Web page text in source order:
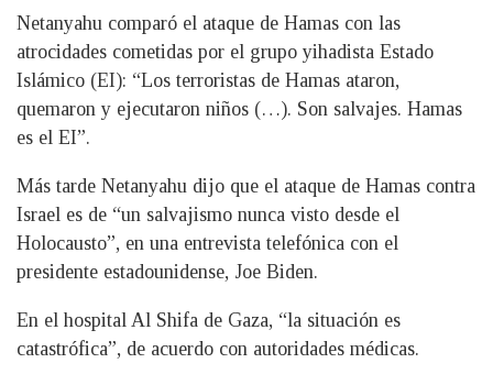
Netanyahu comparó el ataque de Hamas con las
atrocidades cometidas por el grupo yihadista Estado
Islámico (EI): “Los terroristas de Hamas ataron,
quemaron y ejecutaron niños (…). Son salvajes. Hamas
es el EI”.
Más tarde Netanyahu dijo que el ataque de Hamas contra
Israel es de “un salvajismo nunca visto desde el
Holocausto”, en una entrevista telefónica con el
presidente estadounidense, Joe Biden.
En el hospital Al Shifa de Gaza, “la situación es
catastrófica”, de acuerdo con autoridades médicas.